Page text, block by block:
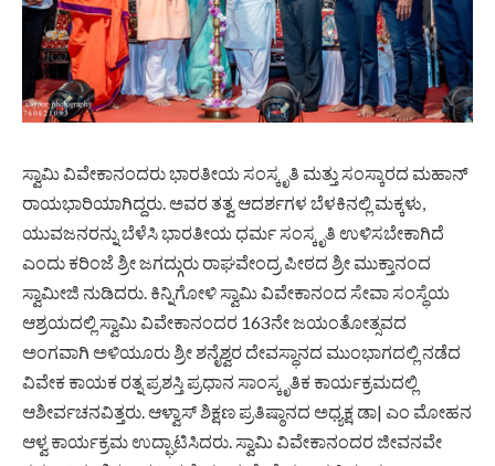
ಸ್ವಾಮಿ ವಿವೇಕಾನಂದರು ಭಾರತೀಯ ಸಂಸ್ಕೃತಿ ಮತ್ತು ಸಂಸ್ಕಾರದ ಮಹಾನ್
ರಾಯಭಾರಿಯಾಗಿದ್ದರು. ಅವರ ತತ್ವ ಆದರ್ಶಗಳ ಬೆಳಕಿನಲ್ಲಿ ಮಕ್ಕಳು,
ಯುವಜನರನ್ನು ಬೆಳೆಸಿ ಭಾರತೀಯ ಧರ್ಮ ಸಂಸ್ಕೃತಿ ಉಳಿಸಬೇಕಾಗಿದೆ
ಎಂದು ಕರಿಂಜೆ ಶ್ರೀ ಜಗದ್ಗುರು ರಾಘವೇಂದ್ರ ಪೀಠದ ಶ್ರೀ ಮುಕ್ತಾನಂದ
ಸ್ವಾಮೀಜಿ ನುಡಿದರು. ಕಿನ್ನಿಗೋಳಿ ಸ್ವಾಮಿ ವಿವೇಕಾನಂದ ಸೇವಾ ಸಂಸ್ಥೆಯ
ಆಶ್ರಯದಲ್ಲಿ ಸ್ವಾಮಿ ವಿವೇಕಾನಂದರ 163ನೇ ಜಯಂತೋತ್ಸವದ
ಅಂಗವಾಗಿ ಅಳಿಯೂರು ಶ್ರೀ ಶನೈಶ್ವರ ದೇವಸ್ಥಾನದ ಮುಂಭಾಗದಲ್ಲಿ ನಡೆದ
ವಿವೇಕ ಕಾಯಕ ರತ್ನ ಪ್ರಶಸ್ತಿ ಪ್ರಧಾನ ಸಾಂಸ್ಕೃತಿಕ ಕಾರ್ಯಕ್ರಮದಲ್ಲಿ
ಆಶೀರ್ವಚನವಿತ್ತರು. ಆಳ್ವಾಸ್ ಶಿಕ್ಷಣ ಪ್ರತಿಷ್ಠಾನದ ಅಧ್ಯಕ್ಷ ಡಾ| ಎಂ ಮೋಹನ
ಆಳ್ವ ಕಾರ್ಯಕ್ರಮ ಉದ್ಘಾಟಿಸಿದರು. ಸ್ವಾಮಿ ವಿವೇಕಾನಂದರ ಜೀವನವೇ